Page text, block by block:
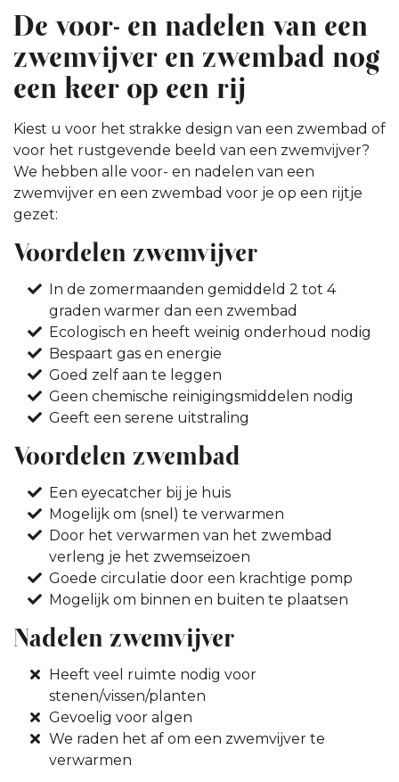
De voor- en nadelen van een
zwemvijver en zwembad nog
een keer op een rij
Kiest u voor het strakke design van een zwembad of
voor het rustgevende beeld van een zwemvijver?
We hebben alle voor- en nadelen van een
zwemvijver en een zwembad voor je op een rijtje
gezet:
Voordelen zwemvijver
In de zomermaanden gemiddeld 2 tot 4
graden warmer dan een zwembad
Ecologisch en heeft weinig onderhoud nodig
Bespaart gas en energie
Goed zelf aan te leggen
Geen chemische reinigingsmiddelen nodig
Geeft een serene uitstraling
Voordelen zwembad
Een eyecatcher bij je huis
Mogelijk om (snel) te verwarmen
Door het verwarmen van het zwembad
verleng je het zwemseizoen
Goede circulatie door een krachtige pomp
Mogelijk om binnen en buiten te plaatsen
Nadelen zwemvijver
Heeft veel ruimte nodig voor
stenen/vissen/planten
Gevoelig voor algen
We raden het af om een zwemvijver te
verwarmen